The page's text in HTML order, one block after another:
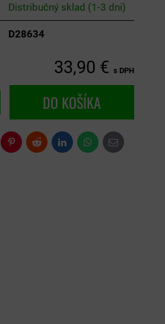
Distribučný sklad (1-3 dni)
D28634
33,90 € s DPH
DO KOŠÍKA
PinterestReddit LinkedInWhatsApp
E-
mail